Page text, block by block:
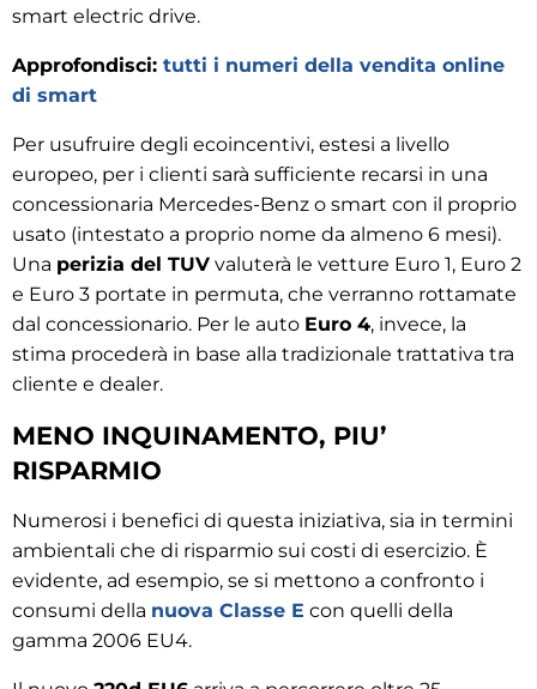
smart electric drive.
Approfondisci: tutti i numeri della vendita online
di smart
Per usufruire degli ecoincentivi, estesi a livello
europeo, per i clienti sarà sufficiente recarsi in una
concessionaria Mercedes-Benz o smart con il proprio
usato (intestato a proprio nome da almeno 6 mesi).
Una perizia del TUV valuterà le vetture Euro 1, Euro 2
e Euro 3 portate in permuta, che verranno rottamate
dal concessionario. Per le auto Euro 4, invece, la
stima procederà in base alla tradizionale trattativa tra
cliente e dealer.
MENO INQUINAMENTO, PIU’
RISPARMIO
Numerosi i benefici di questa iniziativa, sia in termini
ambientali che di risparmio sui costi di esercizio. È
evidente, ad esempio, se si mettono a confronto i
consumi della nuova Classe E con quelli della
gamma 2006 EU4.